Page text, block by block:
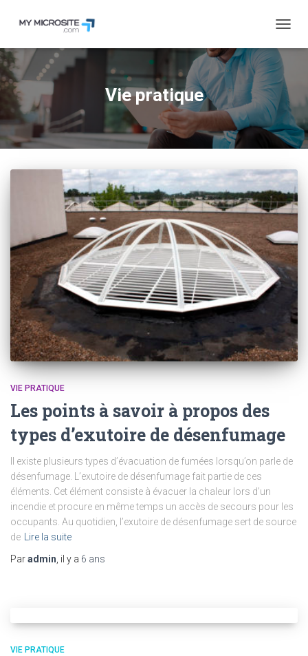
Vie pratique
VIE PRATIQUE
Les points à savoir à propos des
types d’exutoire de désenfumage
Il existe plusieurs types d’évacuation de fumées lorsqu’on parle de
désenfumage. L’exutoire de désenfumage fait partie de ces
éléments. Cet élément consiste à évacuer la chaleur lors d’un
incendie et procure en même temps un accès de secours pour les
occupants. Au quotidien, l’exutoire de désenfumage sert de source
de
Lire la suite
Paradmin , il y a 6 ans
VIE PRATIQUE